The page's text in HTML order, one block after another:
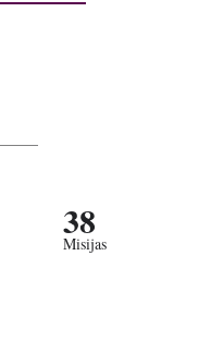
38
Misijas